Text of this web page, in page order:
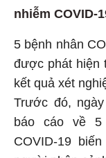
nhiễm COVID-
5 bệnh nhân
được phát hiện
kết quả xét
Trước đó,
báo cáo về 5
COVID-19